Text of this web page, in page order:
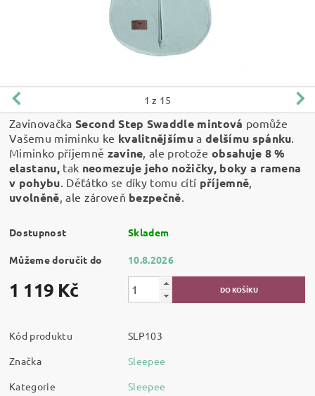
1 z 15
Zavinovačka Second Step Swaddle mintová pomůže
Vašemu miminku ke kvalitnějšímu a delšímu spánku
Miminko příjemně zavine , ale protože obsahuje 8 %
elastanu, tak neomezuje jeho nožičky, boky a ramena
v pohybu . Děťátko se díky tomu cítí příjemně
uvolněně , ale zároveň bezpečně
Dostupnost Skladem
Můžeme doručit do 10.8.2026
1 119 Kč
Kód produktu
SLP103
Značka
Sleepee
Kategorie
Sleepee